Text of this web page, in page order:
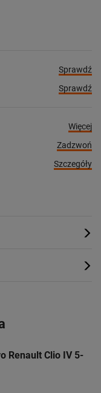
Sprawdź
Sprawdź
Więcej
Zadzwoń
Szczegóły
Renault Clio IV 5-